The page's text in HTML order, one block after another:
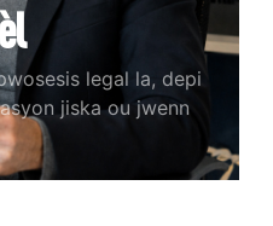
legal la, depi
jiska ou jwenn